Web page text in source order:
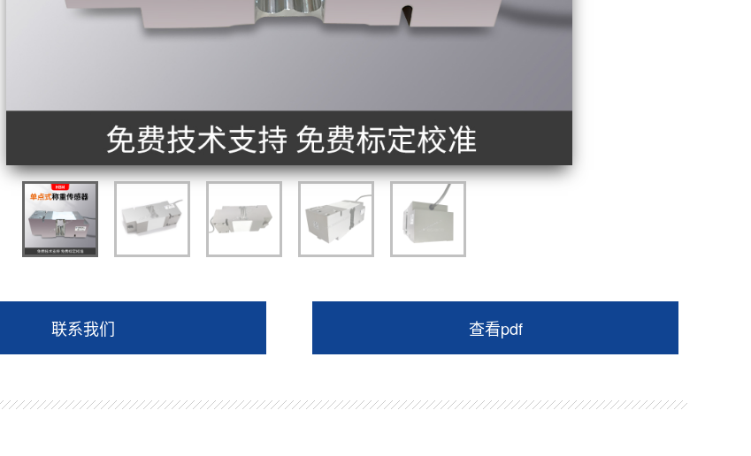
联系我们 查看pdf